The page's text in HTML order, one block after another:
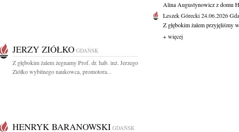
JERZY ZIÓŁKO GDAŃSK
Z głębokim żalem żegnamy Prof. dr. hab. inż. Jerzego
Ziółko wybitnego naukowca, promotora...
HENRYK BARANOWSKI GDAŃSK
Alina Augustynowicz z domu
Leszek Górecki24.06.2026
Z głębokim żalem przyjęliśmy
+ więcej